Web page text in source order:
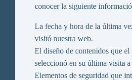
conocer la siguiente
La fecha y hora de la última
visitó nuestra web.
El diseño de contenidos que el
seleccionó en su última visita
Elementos de seguridad que